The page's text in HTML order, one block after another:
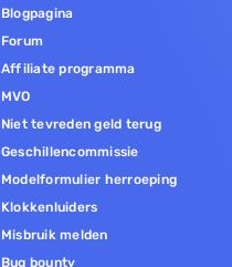
Blogpagina
Forum
Affiliate programma
MVO
Niet tevreden geld terug
Geschillencommissie
Modelformulier herroeping
Klokkenluiders
Misbruik melden
Bug bounty